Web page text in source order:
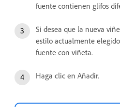
fuente contienen glifos
Si desea que la nueva
estilo actualmente
fuente con viñeta.
Haga clic en Añadir.